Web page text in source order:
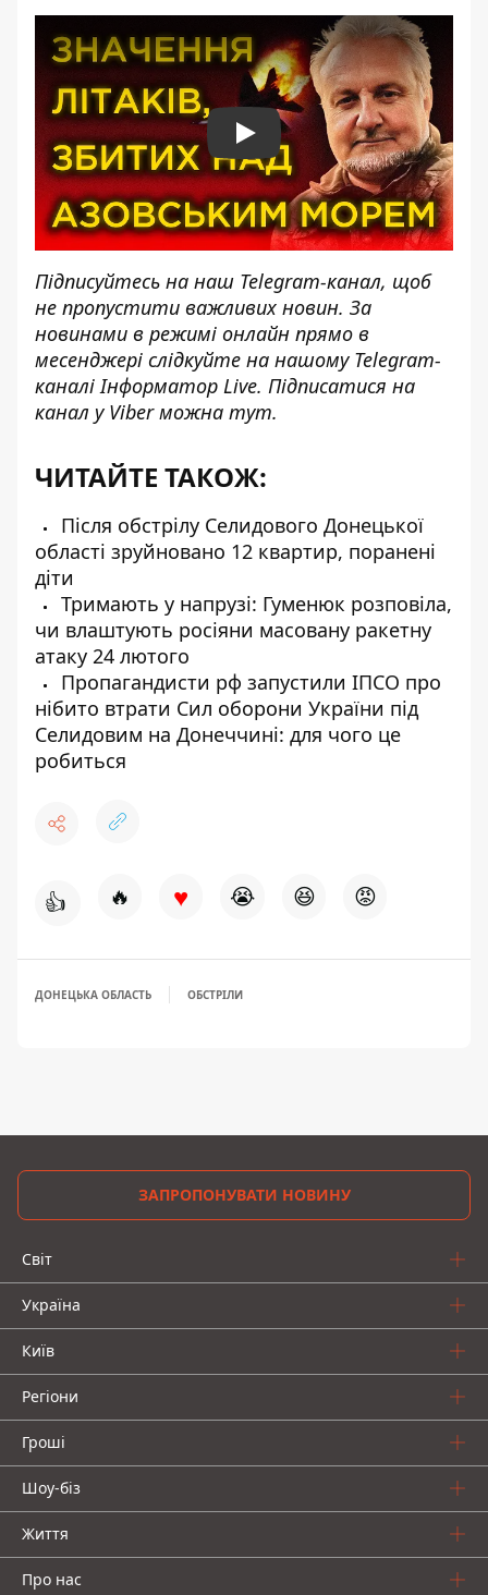
Play
Підписуйтесь на наш Telegram-канал, щоб
не пропустити важливих новин. За
новинами в режимі онлайн прямо в
месенджері слідкуйте на нашому Telegram-
каналіІнформатор Live. Підписатися на
канал у Viber можна тут.
ЧИТАЙТЕ ТАКОЖ:
Після обстрілу Селидового Донецької
області зруйновано 12 квартир, поранені
діти
Тримають у напрузі: Гуменюк розповіла,
чи влаштують росіяни масовану ракетну
атаку 24 лютого
Пропагандисти рф запустили ІПСО про
нібито втрати Сил оборони України під
Селидовим на Донеччині: для чого це
робиться
👍 🔥 ♥ 😭 😆 😡
ДОНЕЦЬКА ОБЛАСТЬ ОБСТРІЛИ
ЗАПРОПОНУВАТИ НОВИНУ
Світ
Україна
Київ
Регіони
Гроші
Шоу-біз
Життя
Про нас